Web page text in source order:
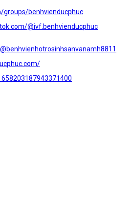
groups/benhvienducphuc
@ivf.benhvienducphuc